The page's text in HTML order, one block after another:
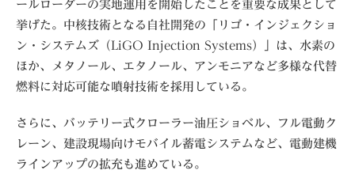
ールローダーの実地運用を開始したことを重要な成果として
挙げた。中核技術となる自社開発の「リゴ・インジェクショ
ン・システムズ（LiGO Injection Systems）」は、水素の
ほか、メタノール、エタノール、アンモニアなど多様な代替
燃料に対応可能な噴射技術を採用している。
さらに、バッテリー式クローラー油圧ショベル、フル電動ク
レーン、建設現場向けモバイル蓄電システムなど、電動建機
ラインアップの拡充も進めている。